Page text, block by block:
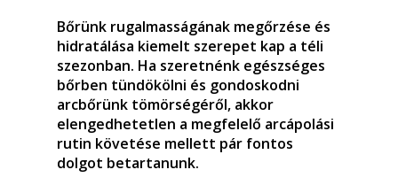
Bőrünk rugalmasságának megőrzése és
hidratálása kiemelt szerepet kap a téli
szezonban. Ha szeretnénk egészséges
bőrben tündökölni és gondoskodni
arcbőrünk tömörségéről, akkor
elengedhetetlen a megfelelő arcápolási
rutin követése mellett pár fontos
dolgot betartanunk.